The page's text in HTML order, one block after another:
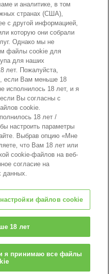
Наверх страницы
и аналитике, в том
странах (США),
с другой информацией,
которую они собрали
Однако мы не
файлы cookie для
для наших
лет. Пожалуйста,
если Вам меньше 18
исполнилось 18 лет, и я
Вы согласны с
cookie.
18 лет /
настроить параметры
Выбрав опцию «Мне
что Вам 18 лет или
cookie-файлов на веб-
согласие на
данных.
файлов cookie
18 лет
я принимаю все файлы